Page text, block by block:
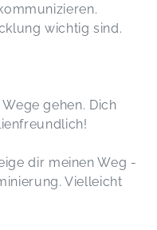
wichtig sind.
gehen. Dich
dir meinen Weg -
Vielleicht